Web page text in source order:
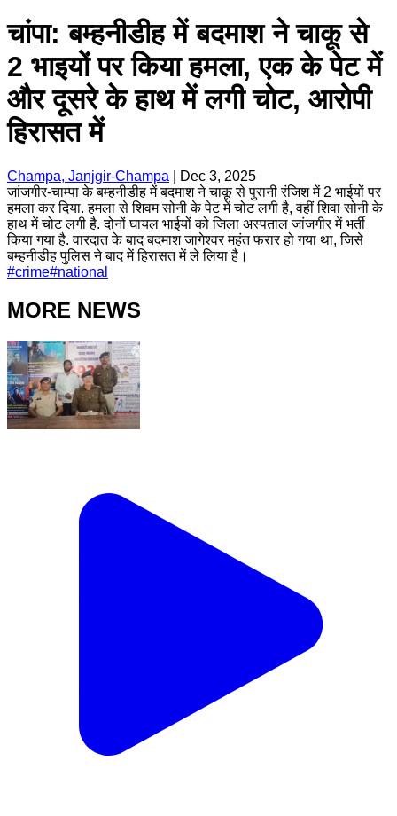
चांपा: बम्हनीडीह में बदमाश ने चाकू से
2 भाइयों पर किया हमला, एक के पेट में
और दूसरे के हाथ में लगी चोट, आरोपी
हिरासत में
Champa, Janjgir-Champa
Dec 3, 2025
जांजगीर-चाम्पा के बम्हनीडीह में बदमाश ने चाकू से पुरानी रंजिश में 2 भाईयों पर
हमला कर दिया. हमला से शिवम सोनी के पेट में चोट लगी है, वहीं शिवा सोनी के
हाथ में चोट लगी है. दोनों घायल भाईयों को जिला अस्पताल जांजगीर में भर्ती
किया गया है. वारदात के बाद बदमाश जागेश्वर महंत फरार हो गया था, जिसे
बम्हनीडीह पुलिस ने बाद में हिरासत में ले लिया है।
#crime#national
MORE NEWS